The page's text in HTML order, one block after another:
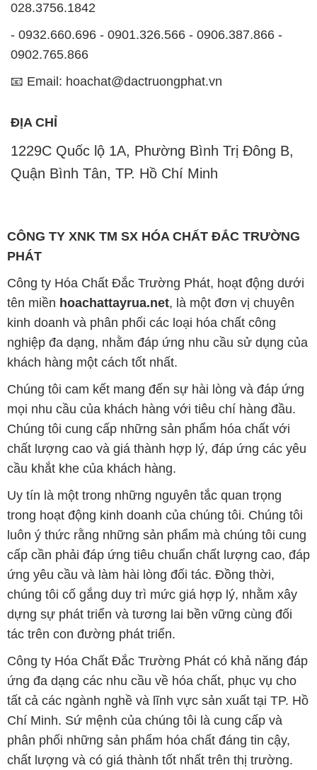
028.3756.1842
- 0932.660.696 - 0901.326.566 - 0906.387.866 -
0902.765.866
📧 Email: hoachat@dactruongphat.vn
ĐỊA CHỈ
1229C Quốc lộ 1A, Phường Bình Trị Đông B,
Quận Bình Tân, TP. Hồ Chí Minh
CÔNG TY XNK TM SX HÓA CHẤT ĐẮC TRƯỜNG
PHÁT
Công ty Hóa Chất Đắc Trường Phát, hoạt động dưới
tên miền hoachattayrua.net, là một đơn vị chuyên
kinh doanh và phân phối các loại hóa chất công
nghiệp đa dạng, nhằm đáp ứng nhu cầu sử dụng của
khách hàng một cách tốt nhất.
Chúng tôi cam kết mang đến sự hài lòng và đáp ứng
mọi nhu cầu của khách hàng với tiêu chí hàng đầu.
Chúng tôi cung cấp những sản phẩm hóa chất với
chất lượng cao và giá thành hợp lý, đáp ứng các yêu
cầu khắt khe của khách hàng.
Uy tín là một trong những nguyên tắc quan trọng
trong hoạt động kinh doanh của chúng tôi. Chúng tôi
luôn ý thức rằng những sản phẩm mà chúng tôi cung
cấp cần phải đáp ứng tiêu chuẩn chất lượng cao, đáp
ứng yêu cầu và làm hài lòng đối tác. Đồng thời,
chúng tôi cố gắng duy trì mức giá hợp lý, nhằm xây
dựng sự phát triển và tương lai bền vững cùng đối
tác trên con đường phát triển.
Công ty Hóa Chất Đắc Trường Phát có khả năng đáp
ứng đa dạng các nhu cầu về hóa chất, phục vụ cho
tất cả các ngành nghề và lĩnh vực sản xuất tại TP. Hồ
Chí Minh. Sứ mệnh của chúng tôi là cung cấp và
phân phối những sản phẩm hóa chất đáng tin cậy,
chất lượng và có giá thành tốt nhất trên thị trường.